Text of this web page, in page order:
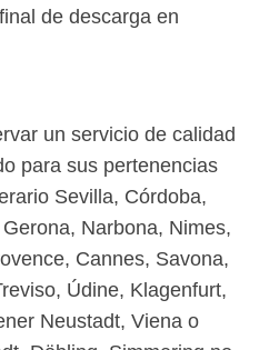
de descarga en
un servicio de calidad
para sus pertenencias
Sevilla, Córdoba,
Narbona, Nimes,
Cannes, Savona,
Údine, Klagenfurt,
Neustadt, Viena o